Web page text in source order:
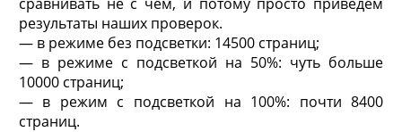
результаты наших проверок.
— в режиме без подсветки: 14500 страниц;
— в режиме с подсветкой на 50%: чуть больше
10000 страниц;
— в режим с подсветкой на 100%: почти 8400
страниц.